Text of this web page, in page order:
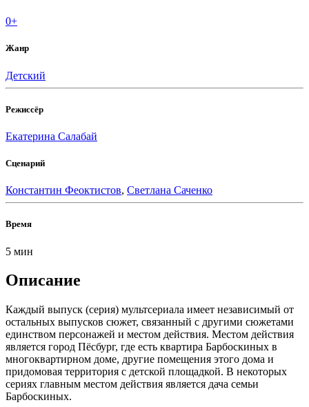
0+
Жанр
Детский
Режиссёр
Екатерина Салабай
Сценарий
Константин Феоктистов, Светлана Саченко
Время
5 мин
Описание
Каждый выпуск (серия) мультсериала имеет независимый от
остальных выпусков сюжет, связанный с другими сюжетами
единством персонажей и местом действия. Местом действия
является город Пёсбург, где есть квартира Барбоскиных в
многоквартирном доме, другие помещения этого дома и
придомовая территория с детской площадкой. В некоторых
сериях главным местом действия является дача семьи
Барбоскиных.